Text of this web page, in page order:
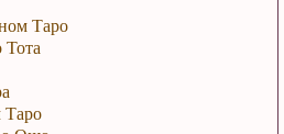
Таро
Тота
Таро